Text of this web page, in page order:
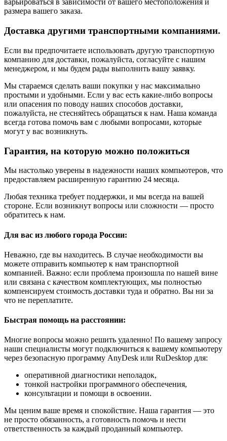
варьироваться в зависимости от вашего местоположения и
размера вашего заказа.
Доставка другими транспортными компаниями.
Если вы предпочитаете использовать другую транспортную
компанию для доставки, пожалуйста, согласуйте с нашим
менеджером, и мы будем рады выполнить вашу заявку.
Мы стараемся сделать ваши покупки у нас максимально
простыми и удобными. Если у вас есть какие-либо вопросы
или опасения по поводу наших способов доставки,
пожалуйста, не стесняйтесь обращаться к нам. Наша команда
всегда готова помочь вам с любыми вопросами, которые
могут у вас возникнуть.
Гарантия, на которую можно положиться
Мы настолько уверены в надежности наших компьютеров, что
предоставляем расширенную гарантию 24 месяца.
Любая техника требует поддержки, и мы всегда на вашей
стороне. Если возникнут вопросы или сложности — просто
обратитесь к нам.
Для вас из любого города России:
Неважно, где вы находитесь. В случае необходимости вы
можете отправить компьютер к нам транспортной
компанией. Важно: если проблема произошла по нашей вине
или связана с качеством комплектующих, мы полностью
компенсируем стоимость доставки туда и обратно. Вы ни за
что не переплатите.
Быстрая помощь на расстоянии:
Многие вопросы можно решить удаленно! По вашему запросу
наши специалисты могут подключиться к вашему компьютеру
через безопасную программу AnyDesk или RuDesktop для:
оперативной диагностики неполадок,
тонкой настройки программного обеспечения,
консультации и помощи в освоении.
Мы ценим ваше время и спокойствие. Наша гарантия — это
не просто обязанность, а готовность помочь и нести
ответственность за каждый проданный компьютер.